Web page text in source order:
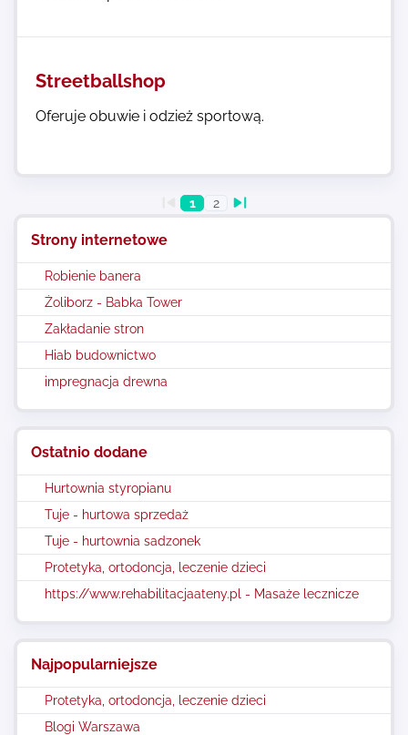
Strony internetowe
Robienie banera
Żoliborz - Babka Tower
Zakładanie stron
Hiab budownictwo
impregnacja drewna
Ostatnio dodane
Hurtownia styropianu
Tuje - hurtowa sprzedaż
Tuje - hurtownia sadzonek
Protetyka, ortodoncja, leczenie dzieci
https://www.rehabilitacjaateny.pl - Masaże lecznicze
Najpopularniejsze
Protetyka, ortodoncja, leczenie dzieci
Blogi Warszawa
Streetballshop
Oferuje obuwie i odzież sportową.
1 2